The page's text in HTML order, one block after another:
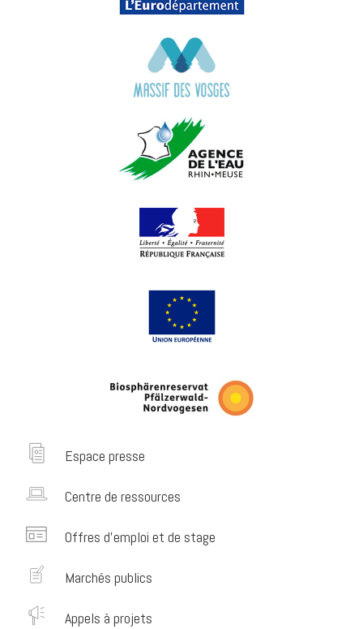
Espace presse
Centre de ressources
Offres d’emploi et de stage
Marchés publics
Appels à projets